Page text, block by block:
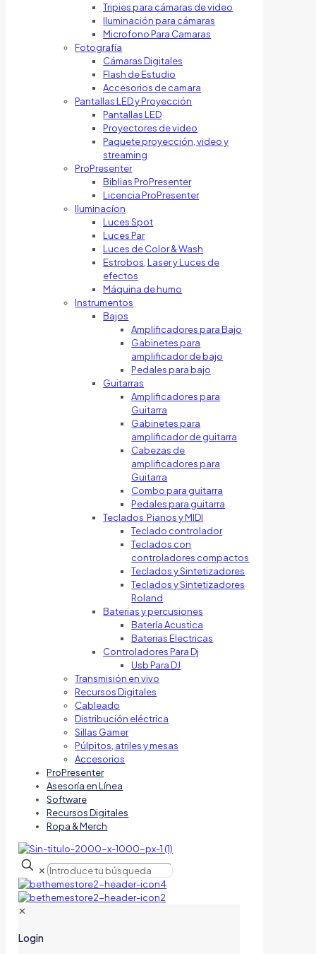
Tripies para cámaras de video
Iluminación para cámaras
Microfono Para Camaras
Fotografía
Cámaras Digitales
Flash de Estudio
Accesorios de camara
Pantallas LED y Proyección
Pantallas LED
Proyectores de video
Paquete proyección, video y
streaming
ProPresenter
Biblias ProPresenter
Licencia ProPresenter
Iluminacíon
Luces Spot
Luces Par
Luces de Color & Wash
Estrobos, Laser y Luces de
efectos
Máquina de humo
Instrumentos
Bajos
Amplificadores para Bajo
Gabinetes para
amplificador de bajo
Pedales para bajo
Guitarras
Amplificadores para
Guitarra
Gabinetes para
amplificador de guitarra
Cabezas de
amplificadores para
Guitarra
Combo para guitarra
Pedales para guitarra
Teclados Pianos y MIDI
Teclado controlador
Teclados con
controladores compactos
Teclados y Sintetizadores
Teclados y Sintetizadores
Roland
Baterias y percusiones
Batería Acustica
Baterias Electricas
Controladores Para Dj
Usb Para DJ
Transmisión en vivo
Recursos Digitales
Cableado
Distribución eléctrica
Sillas Gamer
Púlpitos, atriles y mesas
Accesorios
ProPresenter
Asesoría en Línea
Software
Recursos Digitales
Ropa & Merch
✕
✕
Login